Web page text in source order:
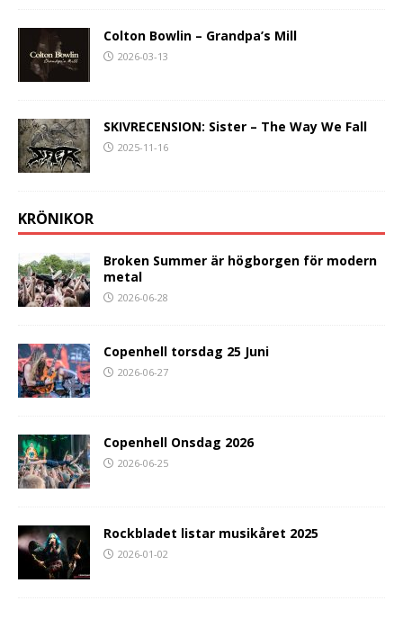
Colton Bowlin – Grandpa’s Mill
2026-03-13
SKIVRECENSION: Sister – The Way We Fall
2025-11-16
KRÖNIKOR
Broken Summer är högborgen för modern
metal
2026-06-28
Copenhell torsdag 25 Juni
2026-06-27
Copenhell Onsdag 2026
2026-06-25
Rockbladet listar musikåret 2025
2026-01-02